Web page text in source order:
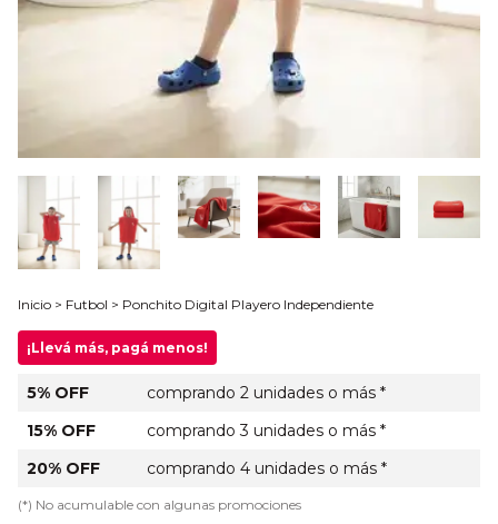
Inicio > Futbol > Ponchito Digital Playero Independiente
¡Llevá más, pagá menos!
5% OFF
comprando 2 unidades o más *
15% OFF
comprando 3 unidades o más *
20% OFF
comprando 4 unidades o más *
(*) No acumulable con algunas promociones